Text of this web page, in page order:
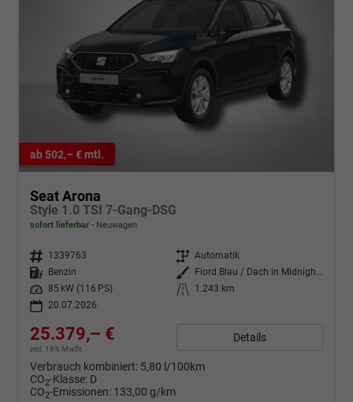
ab 502,– € mtl.
Seat Arona
Style 1.0 TSI 7-Gang-DSG
sofort lieferbar Neuwagen
Fahrzeugnr. 1339763 Getriebe Automatik
Kraftstoff
Benzin Außenfarbe
Fiord Blau / Dach in Midnight Schwarz Metallic
Leistung
85 kW (116 PS) Kilometerstand
1.243 km
20.07.2026
25.379,– €
incl. 19% MwSt.
Details
Verbrauch kombiniert: 5,80 l/100km
CO2-Klasse: D
CO2-Emissionen: 133,00 g/km